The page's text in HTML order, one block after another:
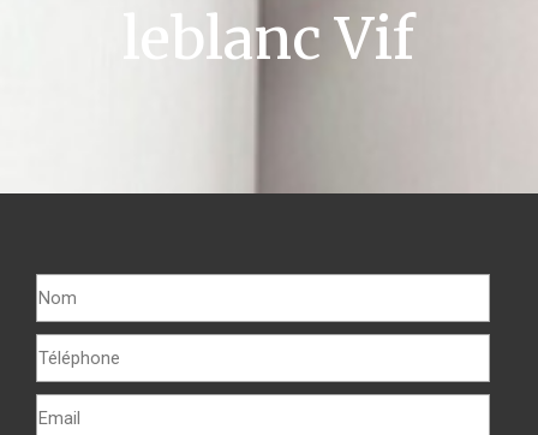
leblanc Vif